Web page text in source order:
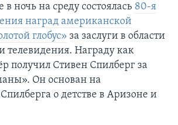
ночь на среду состоялась 80-я
наград американской
глобус» за заслуги в области
телевидения. Награду как
получил Стивен Спилберг за
Он основан на
о детстве в Аризоне и